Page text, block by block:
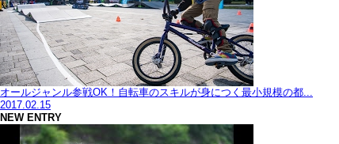
オールジャンル参戦OK！自転車のスキルが身につく最小規模の都...
2017.02.15
NEW ENTRY